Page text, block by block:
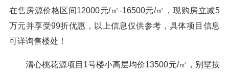
在售房源价格区间12000元/㎡-16500元/㎡，现购房立减5
万元并享受99折优惠，以上信息仅供参考，具体项目信息
可详询售楼处！
清心桃花源项目1号楼小高层均价13500元/㎡，别墅按